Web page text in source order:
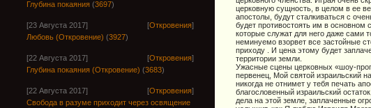
Глубина покаяния (3697)
[23 Августа 2017] [Откровения]
Любовь (Откровение) (3927)
[22 Августа 2017] [Откровения]
Глубина покаяния (Откровение) (3683)
[22 Августа 2017] [Откровения]
Свобода в разуме приходит через освящение
церковную сущность, в целом в ее
апостолы, будут сталкиваться с
будет противостоять им в основном
которые служат для него даже сами
неминуемо взорвет все застойные
приходу . И цена этому будет
территории земли.
Ужасные сцены церковных «шоу-
первенец, Мой святой израильский
никогда не отнимет у тебя печать
благословенный израильский
дела на этой земле, заплаченные